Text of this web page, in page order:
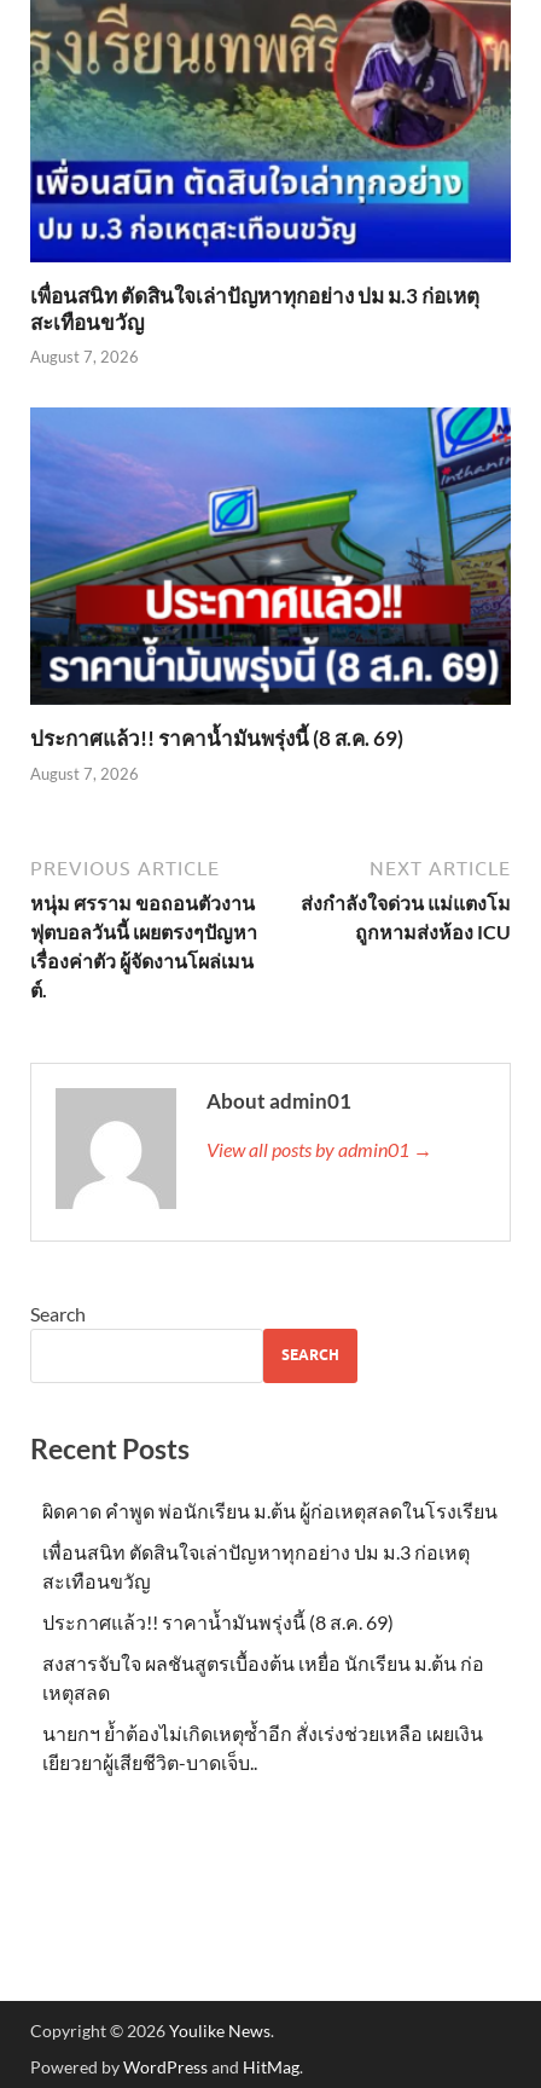
เพื่อนสนิท ตัดสินใจเล่าปัญหาทุกอย่าง ปม ม.3 ก่อเหตุ
สะเทือนขวัญ
August 7, 2026
ประกาศแล้ว!! ราคาน้ำมันพรุ่งนี้ (8 ส.ค. 69)
August 7, 2026
PREVIOUS ARTICLE
หนุ่ม ศรราม ขอถอนตัวงาน
ฟุตบอลวันนี้ เผยตรงๆปัญหา
เรื่องค่าตัว ผู้จัดงานโผล่เมน
ต์.
NEXT ARTICLE
ส่งกำลังใจด่วน แม่แตงโม
ถูกหามส่งห้อง ICU
About admin01
View all posts by admin01 →
Search
SEARCH
Recent Posts
ผิดคาด คำพูด พ่อนักเรียน ม.ต้น ผู้ก่อเหตุสลดในโรงเรียน
เพื่อนสนิท ตัดสินใจเล่าปัญหาทุกอย่าง ปม ม.3 ก่อเหตุ
สะเทือนขวัญ
ประกาศแล้ว!! ราคาน้ำมันพรุ่งนี้ (8 ส.ค. 69)
สงสารจับใจ ผลชันสูตรเบื้องต้น เหยื่อ นักเรียน ม.ต้น ก่อ
เหตุสลด
นายกฯ ย้ำต้องไม่เกิดเหตุซ้ำอีก สั่งเร่งช่วยเหลือ เผยเงิน
เยียวยาผู้เสียชีวิต-บาดเจ็บ..
Copyright © 2026Youlike News.
Powered byWordPressand HitMag.